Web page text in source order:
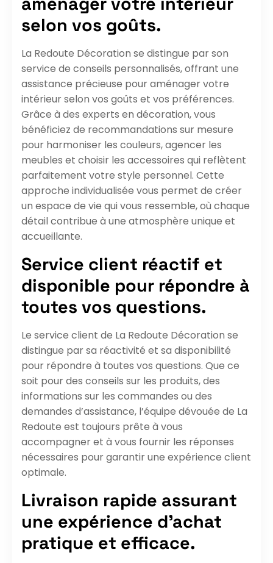
selon vos goûts.
La Redoute Décoration se distingue par son
service de conseils personnalisés, offrant une
assistance précieuse pour aménager votre
intérieur selon vos goûts et vos préférences.
Grâce à des experts en décoration, vous
bénéficiez de recommandations sur mesure
pour harmoniser les couleurs, agencer les
meubles et choisir les accessoires qui reflètent
parfaitement votre style personnel. Cette
approche individualisée vous permet de créer
un espace de vie qui vous ressemble, où chaque
détail contribue à une atmosphère unique et
accueillante.
Service client réactif et
disponible pour répondre à
toutes vos questions.
Le service client de La Redoute Décoration se
distingue par sa réactivité et sa disponibilité
pour répondre à toutes vos questions. Que ce
soit pour des conseils sur les produits, des
informations sur les commandes ou des
demandes d’assistance, l’équipe dévouée de La
Redoute est toujours prête à vous
accompagner et à vous fournir les réponses
nécessaires pour garantir une expérience client
optimale.
Livraison rapide assurant
une expérience d’achat
pratique et efficace.